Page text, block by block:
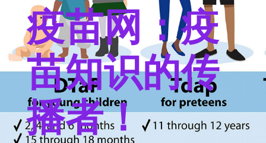
疫苗网：疫
苗知识的传
播者！